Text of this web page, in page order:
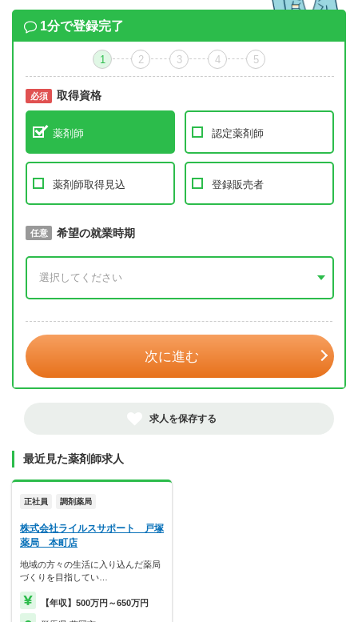
1分で登録完了
1 2 3 4 5
必須 取得資格
薬剤師 認定薬剤師
薬剤師取得見込 登録販売者
必須 取得予定年
任意 希望の就業時期
次に進む
求人を保存する
最近見た薬剤師求人
正社員 調剤薬局
株式会社ライルスサポート 戸塚
薬局 本町店
地域の方々の生活に入り込んだ薬局
づくりを目指してい…
【年収】500万円～650万円